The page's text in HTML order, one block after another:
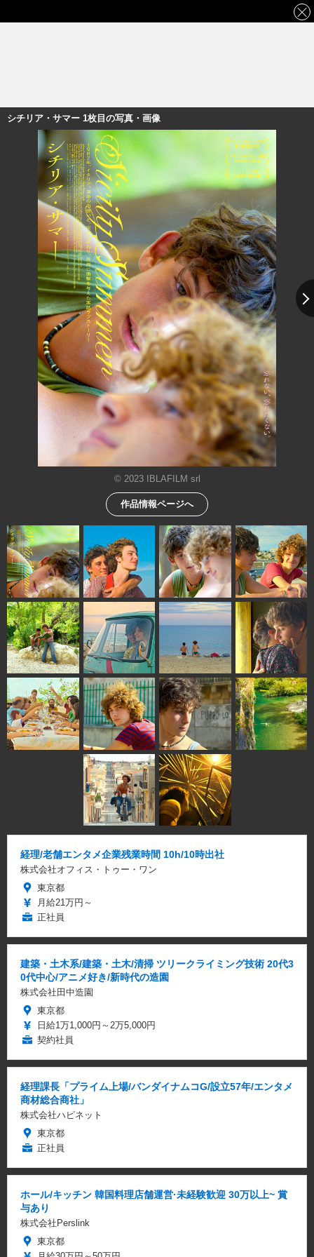
シチリア・サマー 1枚目の写真・画像
© 2023 IBLAFILM srl
作品情報ページへ
経理/老舗エンタメ企業残業時間 10h/10時出社
株式会社オフィス・トゥー・ワン
東京都
月給21万円～
正社員
建築・土木系/建築・土木/清掃 ツリークライミング技術 20代3
0代中心/アニメ好き/新時代の造園
株式会社田中造園
東京都
日給1万1,000円～2万5,000円
契約社員
経理課長「プライム上場/バンダイナムコG/設立57年/エンタメ
商材総合商社」
株式会社ハピネット
東京都
正社員
ホール/キッチン 韓国料理店舗運営·未経験歓迎 30万以上~ 賞
与あり
株式会社Perslink
東京都